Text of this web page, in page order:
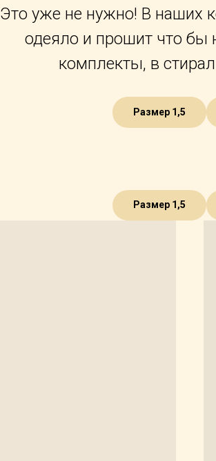
Это уже не нужно! В наших
одеяло и прошит что бы
комплекты, в
Размер 1,5
Размер 1,5